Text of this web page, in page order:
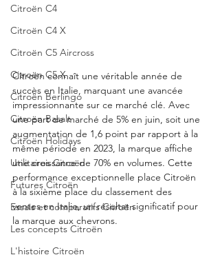
Citroën C4
Citroën C4 X
Citroën C5 Aircross
Citroën C5 X
Citroën Berlingo
Citroën Basalt
Citroën Holidays
Utilitaires Citroën
Futures Citroën
Essais et comparatifs Citroën
Les concepts Citroën
L'histoire Citroën
Citroën connaît une véritable année de
succès en Italie, marquant une avancée
impressionnante sur ce marché clé. Avec
une part de marché de 5% en juin, soit une
augmentation de 1,6 point par rapport à la
même période en 2023, la marque affiche
une croissance de 70% en volumes. Cette
performance exceptionnelle place Citroën
à la sixième place du classement des
ventes en Italie, un résultat significatif pour
la marque aux chevrons.